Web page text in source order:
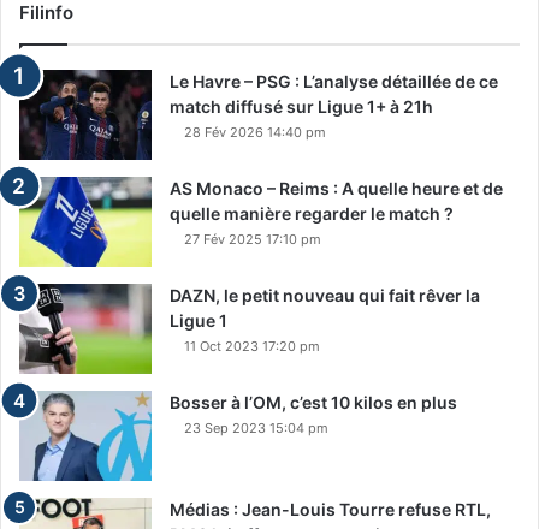
Filinfo
Le Havre – PSG : L’analyse détaillée de ce
match diffusé sur Ligue 1+ à 21h
28 Fév 2026 14:40 pm
AS Monaco – Reims : A quelle heure et de
quelle manière regarder le match ?
27 Fév 2025 17:10 pm
DAZN, le petit nouveau qui fait rêver la
Ligue 1
11 Oct 2023 17:20 pm
Bosser à l’OM, c’est 10 kilos en plus
23 Sep 2023 15:04 pm
Médias : Jean-Louis Tourre refuse RTL,